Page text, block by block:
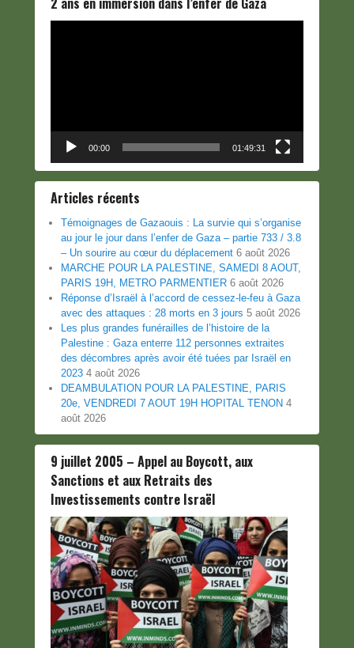
00:00 01:49:31
Articles récents
Témoignages de Gazaouis : La survie qui s’organise
au jour le jour dans l’enfer de Gaza – partie 733 / 3.8
– Un sourire au cœur du déplacement 6 août 2026
MARCHE POUR LA PALESTINE, SAMEDI 8 AOUT,
PARIS 19H, METRO PARMENTIER 6 août 2026
Réponse d’Israël à l’accord de cessez-le-feu à Gaza
avec des attaques : 28 morts en 3 jours 5 août 2026
Les plus grandes funérailles de l’histoire de la
Palestine : Gaza enterre 112 personnes extraites
des décombres après avoir été tuées par Israël en
2023 4 août 2026
DEAMBULATION POUR LA PALESTINE, PARIS
20e, VENDREDI 7 AOUT 19H HOPITAL TENON 4
août 2026
9 juillet 2005 – Appel au Boycott, aux
Sanctions et aux Retraits des
Investissements contre Israël